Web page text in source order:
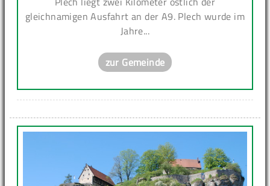
gleichnamigen Ausfahrt an der A9. Plech wurde im
Jahre...
zur Gemeinde